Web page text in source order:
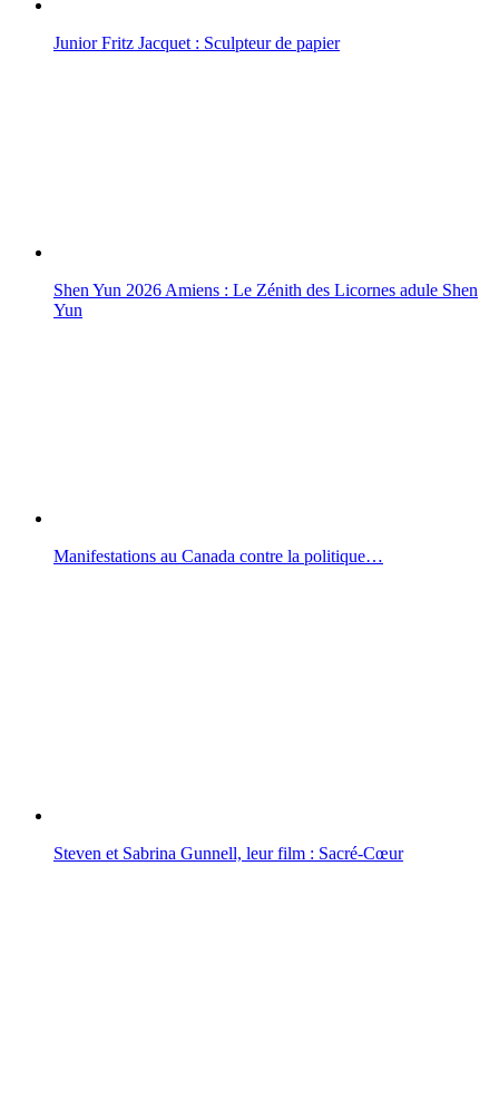
Junior Fritz Jacquet : Sculpteur de papier
Shen Yun 2026 Amiens : Le Zénith des Licornes adule Shen
Yun
Manifestations au Canada contre la politique…
Steven et Sabrina Gunnell, leur film : Sacré-Cœur